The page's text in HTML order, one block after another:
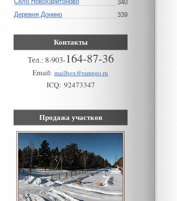
Село Новохаритоново
340
Деревня Донино
339
Контакты
Тел.: 8-903-164-87-36
Email: mailbox@ramgeo.ru
ICQ: 92473347
Продажа участков